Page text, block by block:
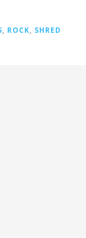
ROCK SHRED